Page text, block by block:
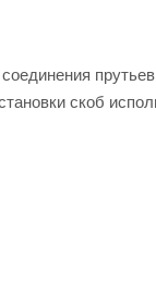
прутьев
скоб